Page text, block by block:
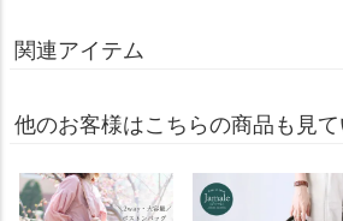
関連アイテム
他のお客様はこちらの商品も見